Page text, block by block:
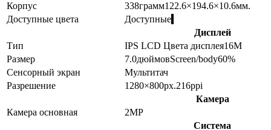
Корпус
338грамм122.6×194.6×10.6мм.
Доступные цвета
Доступные
Дисплей
Тип
IPS LCD Цвета дисплея16M
Размер
7.0дюймовScreen/body60%
Сенсорный экран
Мультитач
Разрешение
1280×800px.216ppi
Камера
Камера основная
2MP
Система